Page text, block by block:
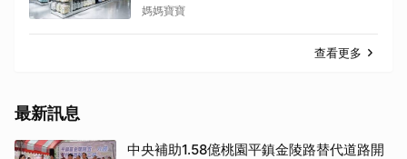
商品8折起
媽媽寶寶
查看更多
最新訊息
中央補助1.58億桃園平鎮金陵路替代道路開